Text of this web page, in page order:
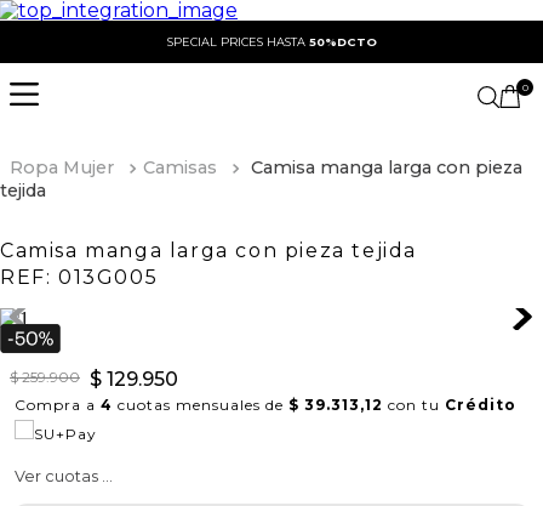
SPECIAL PRICES HASTA 50%DCTO
0
Ropa Mujer Camisas
Camisa manga larga con pieza
tejida
Camisa manga larga con pieza tejida
REF: 013G005
$ 259.900 $ 129.950
Compra a 4 cuotas mensuales de $ 39.313,12 con tu Crédito
Ver cuotas ...